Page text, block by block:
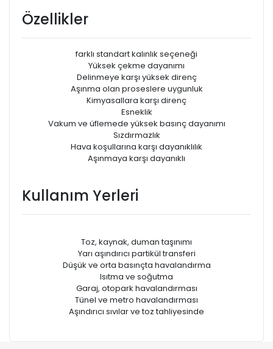
Özellikler
farklı standart kalınlık seçeneği
Yüksek çekme dayanımı
Delinmeye karşı yüksek direnç
Aşınma olan proseslere uygunluk
Kimyasallara karşı direnç
Esneklik
Vakum ve üfIemede yüksek basınç dayanımı
Sızdırmazlık
Hava koşullarına karşı dayanıklılık
Aşınmaya karşı dayanıklı
Kullanım Yerleri
Toz, kaynak, duman taşınımı
Yarı aşındırıcı partikül transferi
Düşük ve orta basınçta havalandırma
Isıtma ve soğutma
Garaj, otopark havalandırması
Tünel ve metro havalandırması
Aşındırıcı sıvılar ve toz tahliyesinde